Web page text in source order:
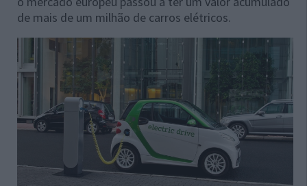
de mais de um milhão de carros elétricos.